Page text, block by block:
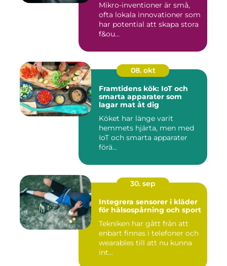
Mikro-inventioner är små,
ofta lokala innovationer som
har potential att skapa stora
f&ou...
08. okt
Framtidens kök: IoT och
smarta apparater som
lagar mat åt dig
Köket har länge varit
hemmets hjärta, men med
IoT och smarta apparater
förä...
30. sep
Integrera sensorer i kläder
för hälsospårning och sport
Tekniken har gått från att
enbart finnas i telefoner och
wearables till att nu kunna
int...